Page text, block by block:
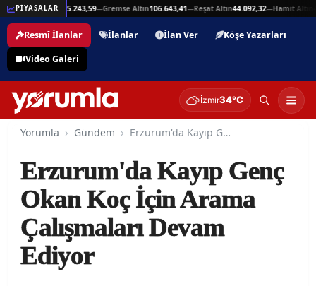
PİYASALAR
—Beşli Altın215.243,59—Gremse Altın106.643,41—Reşat Altın44.092,32—Hamit Altın
Resmî İlanlar İlanlar İlan Ver
Köşe Yazarları
Video Galeri
İzmir34°C
Yorumla Gündem Erzurum'da Kayıp Genç Okan Koç İçin Arama Çalışmaları Devam Ediyor
Erzurum'da Kayıp Genç
Okan Koç İçin Arama
Çalışmaları Devam
Ediyor